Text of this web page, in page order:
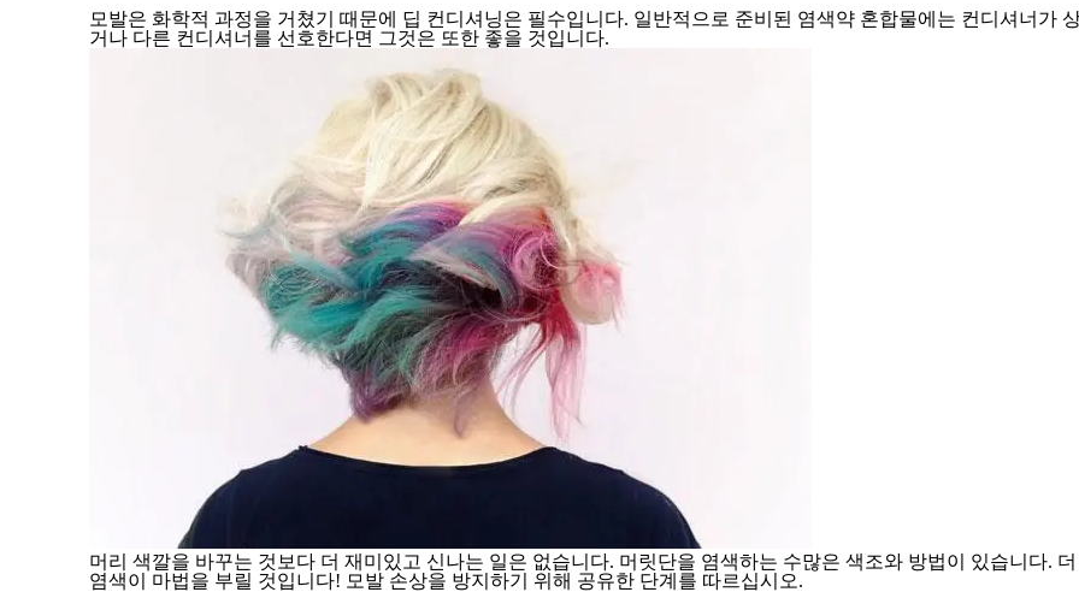
모발은 화학적 과정을 거쳤기 때문에 딥 컨디셔닝은 필수입니다. 일반적으로 준비된 염색약 혼합물에는 컨디셔너가
거나 다른 컨디셔너를 선호한다면 그것은 또한 좋을 것입니다.
머리 색깔을 바꾸는 것보다 더 재미있고 신나는 일은 없습니다. 머릿단을 염색하는 수많은 색조와 방법이 있습니다.
염색이 마법을 부릴 것입니다! 모발 손상을 방지하기 위해 공유한 단계를 따르십시오.